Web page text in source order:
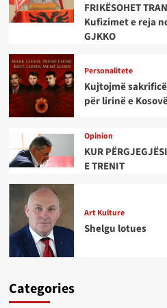
FRIKËSOHET
Kufizimet e reja
GJKKO
Personalitete
Kujtojmë
për lirinë e
Opinion
KUR
E TRENIT
Art Kulture
Shelgu lotues
Categories